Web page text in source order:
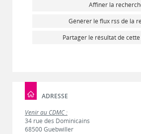
Affiner la
Générer le flux rss de la
Partager le résultat de
ADRESSE
Venir au CDMC :
34 rue des Dominicains
68500 Guebwiller